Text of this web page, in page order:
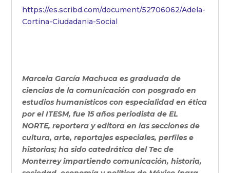
https://es.scribd.com/document/52706062/Adela-
Cortina-Ciudadania-Social
Marcela García Machuca es graduada de
ciencias de la comunicación con posgrado en
estudios humanísticos con especialidad en ética
por el ITESM, fue 15 años periodista de EL
NORTE, reportera y editora en las secciones de
cultura, arte, reportajes especiales, perfiles e
historias; ha sido catedrática del Tec de
Monterrey impartiendo comunicación, historia,